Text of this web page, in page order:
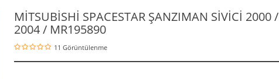
MİTSUBİSHİ SPACESTAR ŞANZIMAN SİVİCİ 2000 /
2004 / MR195890
11 Görüntülenme